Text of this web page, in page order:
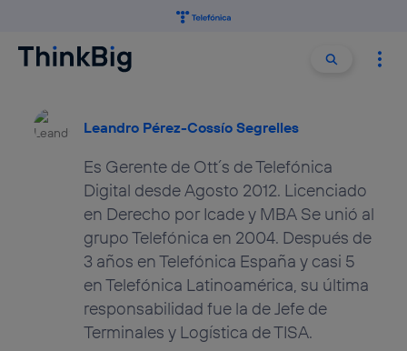
Buscar
Leandro Pérez-Cossío Segrelles
Es Gerente de Ott´s de Telefónica
Digital desde Agosto 2012. Licenciado
en Derecho por Icade y MBA Se unió al
grupo Telefónica en 2004. Después de
3 años en Telefónica España y casi 5
en Telefónica Latinoamérica, su última
responsabilidad fue la de Jefe de
Terminales y Logística de TISA.